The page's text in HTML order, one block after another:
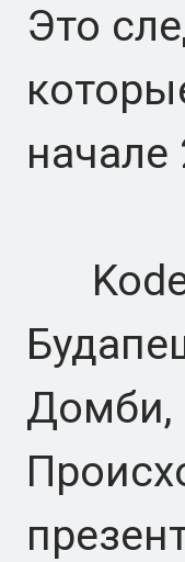
Это
начале
Домби,